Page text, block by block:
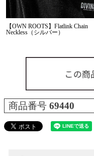
【OWN ROOTS】Flatlink Chain
Neckless（シルバー）
商品番号 69440